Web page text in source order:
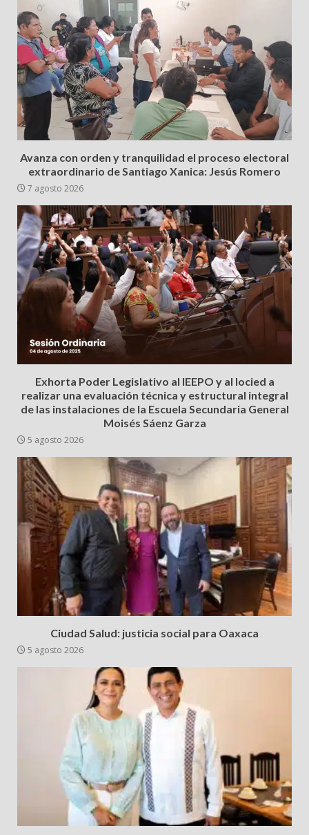
Avanza con orden y tranquilidad el proceso electoral
extraordinario de Santiago Xanica: Jesús Romero
7 agosto 2026
Exhorta Poder Legislativo al IEEPO y al Iocied a
realizar una evaluación técnica y estructural integral
de las instalaciones de la Escuela Secundaria General
Moisés Sáenz Garza
5 agosto 2026
Ciudad Salud: justicia social para Oaxaca
5 agosto 2026